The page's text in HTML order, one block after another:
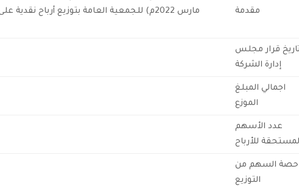
مقدمة
مارس 2022م) للجمعية العامة بتوزيع أرباح
قرار مجلس
إدارة الشركة
اجمالي المبلغ
الموزع
عدد الأسهم
للأرباح
حصة السهم من
التوزيع